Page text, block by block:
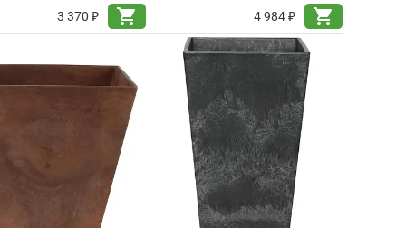
3 370 ₽
shopping_cart
4 984 ₽
shopping_cart